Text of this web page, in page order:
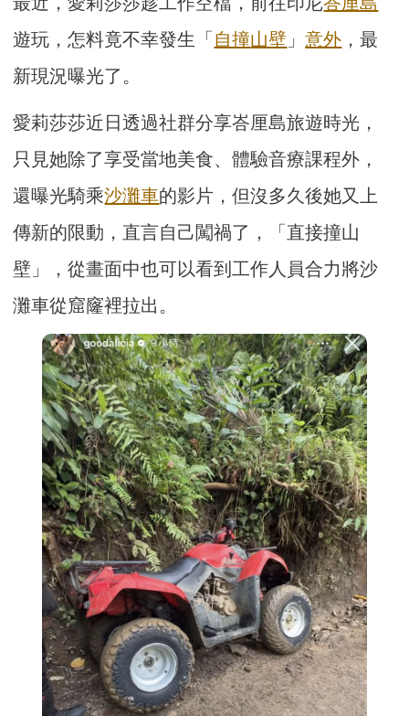
遊玩，怎料竟不幸發生「 自撞山壁 」意外 ，最
新現況曝光了。
愛莉莎莎近日透過社群分享峇厘島旅遊時光，
只見她除了享受當地美食、體驗音療課程外，
還曝光騎乘沙灘車的影片，但沒多久後她又上
傳新的限動，直言自己闖禍了，「直接撞山
壁」，從畫面中也可以看到工作人員合力將沙
灘車從窟窿裡拉出。